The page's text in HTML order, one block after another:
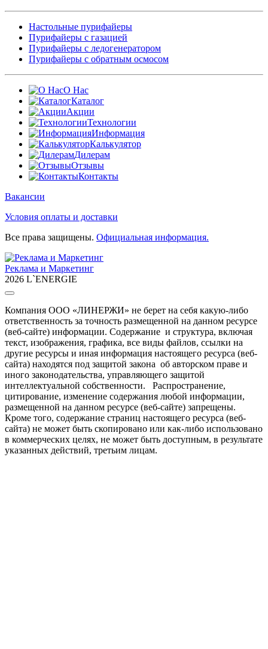
Настольные пурифайеры
Пурифайеры с газацией
Пурифайеры с ледогенератором
Пурифайеры с обратным осмосом
О Нас
Каталог
Акции
Технологии
Информация
Калькулятор
Дилерам
Отзывы
Контакты
Вакансии
Условия оплаты и доставки
Все права защищены. Официальная информация.
Реклама и Маркетинг
2026 L`ENERGIE
Компания ООО «ЛИНЕРЖИ» не берет на себя какую-либо
ответственность за точность размещенной на данном ресурсе
(веб-сайте) информации. Содержание и структура, включая
текст, изображения, графика, все виды файлов, ссылки на
другие ресурсы и иная информация настоящего ресурса (веб-
сайта) находятся под защитой закона об авторском праве и
иного законодательства, управляющего защитой
интеллектуальной собственности. Распространение,
цитирование, изменение содержания любой информации,
размещенной на данном ресурсе (веб-сайте) запрещены.
Кроме того, содержание страниц настоящего ресурса (веб-
сайта) не может быть скопировано или как-либо использовано
в коммерческих целях, не может быть доступным, в результате
указанных действий, третьим лицам.